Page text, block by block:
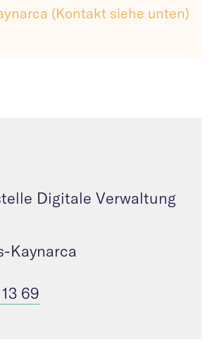
(Kontakt siehe unten)
Digitale Verwaltung
Kaynarca
69